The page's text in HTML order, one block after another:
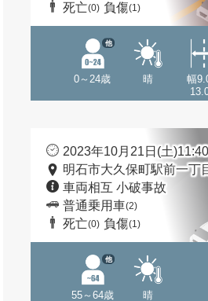
死亡(0) 負傷(1)
0～24歳
他
晴
幅
2023年10月21日(土)11:40
明石市大久保町駅前一丁
車両相互 小破事故
普通乗用車(2)
死亡(0) 負傷(1)
55～64歳
他
晴